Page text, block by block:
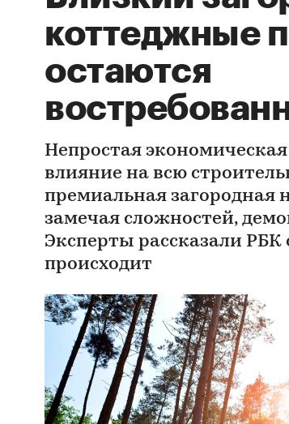
коттеджные
остаются
Непростая
влияние на всю
премиальная загородная
замечая сложностей,
Эксперты рассказали РБК
происходит